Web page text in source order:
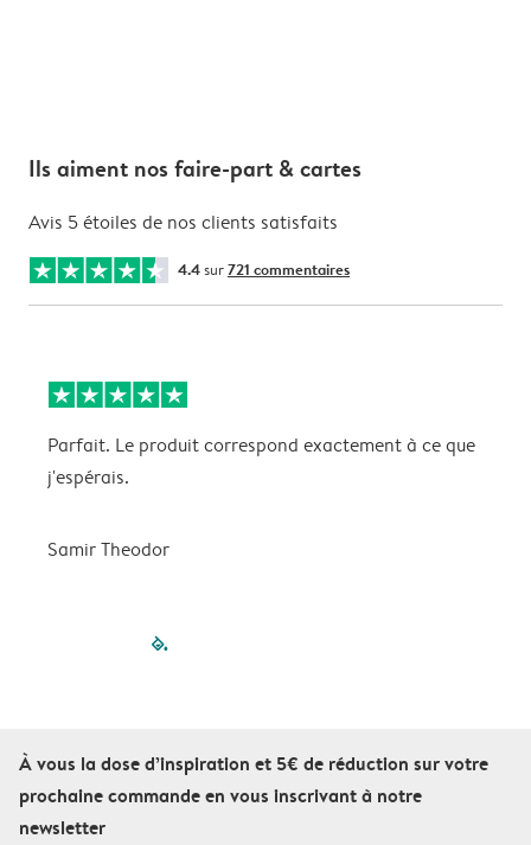
Ils aiment nos faire-part & cartes
Avis 5 étoiles de nos clients satisfaits
4.4sur721 commentaires
Parfait. Le produit correspond exactement à ce que
j'espérais.
Samir Theodor
filled-pagination
À vous la dose d’inspiration et 5€ de réduction sur votre
prochaine commande en vous inscrivant à notre
newsletter